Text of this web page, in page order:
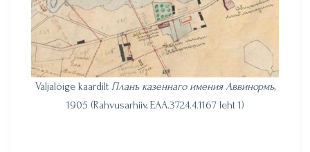
Väljalõige kaardilt Планъ казеннаго имения Аввинормъ,
1905 (Rahvusarhiiv, EAA.3724.4.1167 leht 1)